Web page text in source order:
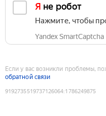
Я не робот
Нажмите, чтобы
Yandex SmartCaptcha
Если у вас возникли проблемы,
обратной связи
9192735519737126064:1786249875